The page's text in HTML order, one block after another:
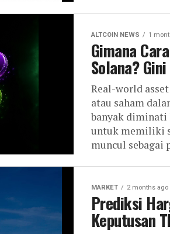
ALTCOIN NEWS 1
Gimana
Solana?
Real-world
atau saham
banyak diminati
untuk memiliki
muncul sebagai
MARKET 2 months ago
Prediksi
Keputusan